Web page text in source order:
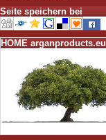
Seite speichern bei
HOME arganproducts.eu